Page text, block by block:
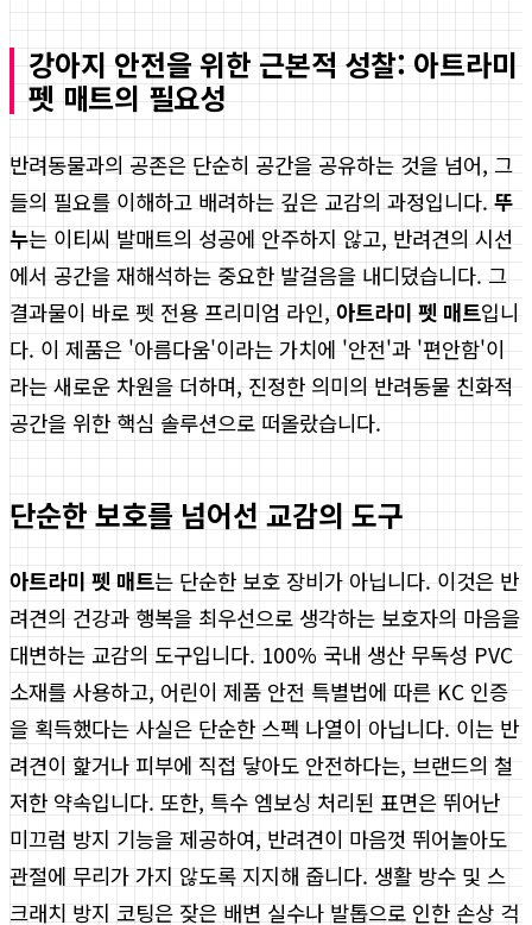
강아지 안전을 위한 근본적 성찰: 아트라미
펫 매트의 필요성
반려동물과의 공존은 단순히 공간을 공유하는 것을 넘어, 그
들의 필요를 이해하고 배려하는 깊은 교감의 과정입니다. 뚜
누는 이티씨 발매트의 성공에 안주하지 않고, 반려견의 시선
에서 공간을 재해석하는 중요한 발걸음을 내디뎠습니다. 그
결과물이 바로 펫 전용 프리미엄 라인, 아트라미 펫 매트입니
다. 이 제품은 '아름다움'이라는 가치에 '안전'과 '편안함'이
라는 새로운 차원을 더하며, 진정한 의미의 반려동물 친화적
공간을 위한 핵심 솔루션으로 떠올랐습니다.
단순한 보호를 넘어선 교감의 도구
아트라미 펫 매트는 단순한 보호 장비가 아닙니다. 이것은 반
려견의 건강과 행복을 최우선으로 생각하는 보호자의 마음을
대변하는 교감의 도구입니다. 100% 국내 생산 무독성 PVC
소재를 사용하고, 어린이 제품 안전 특별법에 따른 KC 인증
을 획득했다는 사실은 단순한 스펙 나열이 아닙니다. 이는 반
려견이 핥거나 피부에 직접 닿아도 안전하다는, 브랜드의 철
저한 약속입니다. 또한, 특수 엠보싱 처리된 표면은 뛰어난
미끄럼 방지 기능을 제공하여, 반려견이 마음껏 뛰어놀아도
관절에 무리가 가지 않도록 지지해 줍니다. 생활 방수 및 스
크래치 방지 코팅은 잦은 배변 실수나 발톱으로 인한 손상 걱